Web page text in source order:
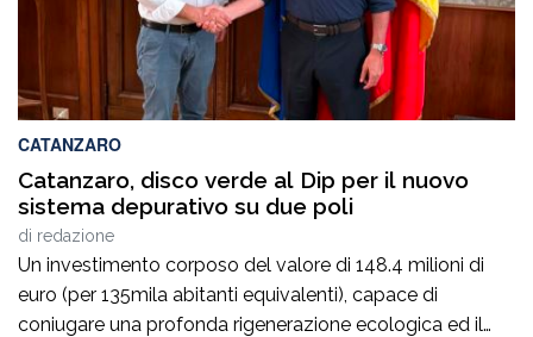
CATANZARO
Catanzaro, disco verde al Dip per il nuovo
sistema depurativo su due poli
di redazione
Un investimento corposo del valore di 148.4 milioni di
euro (per 135mila abitanti equivalenti), capace di
coniugare una profonda rigenerazione ecologica ed il